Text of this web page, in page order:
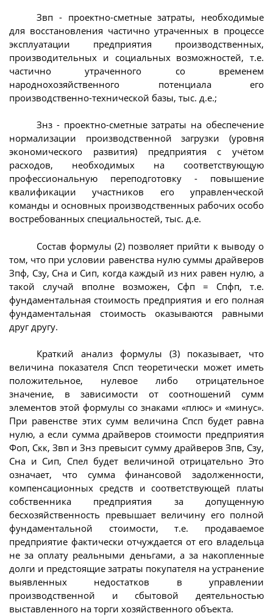
Звп - проектно-сметные затраты, необходимые
для восстановления частично утраченных в процессе
эксплуатации предприятия производственных,
производительных и социальных возможностей, т.е.
частично утраченного со временем
народнохозяйственного потенциала его
производственно-технической базы, тыс. д.е.;
Знз - проектно-сметные затраты на обеспечение
нормализации производственной загрузки (уровня
экономического развития) предприятия с учётом
расходов, необходимых на соответствующую
профессиональную переподготовку - повышение
квалификации участников его управленческой
команды и основных производственных рабочих особо
востребованных специальностей, тыс. д.е.
Состав формулы (2) позволяет прийти к выводу о
том, что при условии равенства нулю суммы драйверов
Зпф, Сзу, Сна и Сип, когда каждый из них равен нулю, а
такой случай вполне возможен, Сфп = Спфп, т.е.
фундаментальная стоимость предприятия и его полная
фундаментальная стоимость оказываются равными
друг другу.
Краткий анализ формулы (3) показывает, что
величина показателя Спсп теоретически может иметь
положительное, нулевое либо отрицательное
значение, в зависимости от соотношений сумм
элементов этой формулы со знаками «плюс» и «минус».
При равенстве этих сумм величина Спсп будет равна
нулю, а если сумма драйверов стоимости предприятия
Фоп, Скк, Звп и Знз превысит сумму драйверов Зпв, Сзу,
Сна и Сип, Спел будет величиной отрицательно Это
означает, что сумма финансовой задолженности,
компенсационных средств и соответствующей платы
собственника предприятия за допущенную
бесхозяйственность превышает величину его полной
фундаментальной стоимости, т.е. продаваемое
предприятие фактически отчуждается от его владельца
не за оплату реальными деньгами, а за накопленные
долги и предстоящие затраты покупателя на устранение
выявленных недостатков в управлении
производственной и сбытовой деятельностью
выставленного на торги хозяйственного объекта.